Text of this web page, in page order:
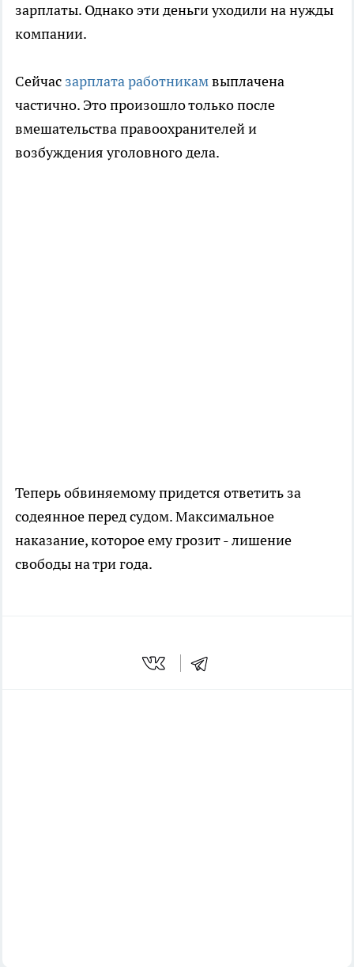
зарплаты. Однако эти деньги уходили на нужды
компании.
Сейчас зарплата работникамвыплачена
частично. Это произошло только после
вмешательства правоохранителей и
возбуждения уголовного дела.
Теперь обвиняемому придется ответить за
содеянное перед судом. Максимальное
наказание, которое ему грозит - лишение
свободы на три года.